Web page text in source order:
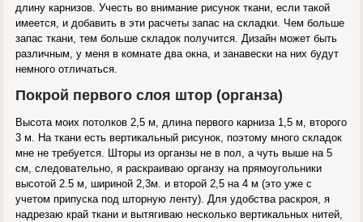
длину карнизов. Учесть во внимание рисунок ткани, если такой
имеется, и добавить в эти расчеты запас на складки. Чем больше
запас ткани, тем больше складок получится. Дизайн может быть
различным, у меня в комнате два окна, и занавески на них будут
немного отличаться.
Покрой первого слоя штор (органза)
Высота моих потолков 2,5 м, длина первого карниза 1,5 м, второго
3 м. На ткани есть вертикальный рисунок, поэтому много складок
мне не требуется. Шторы из органзы не в пол, а чуть выше на 5
см, следовательно, я раскраиваю органзу на прямоугольники
высотой 2.5 м, шириной 2,3м. и второй 2,5 на 4 м (это уже с
учетом припуска под шторную ленту). Для удобства раскроя, я
надрезаю край ткани и вытягиваю несколько вертикальных нитей,